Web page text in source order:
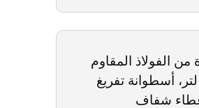
من الفولاذ المقاوم
للصدأ سعة 15 لتر، أسطوانة تفريغ
شفاف